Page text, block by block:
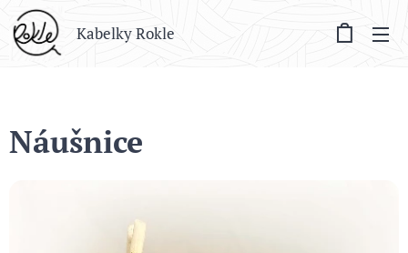
Kabelky Rokle
Náušnice